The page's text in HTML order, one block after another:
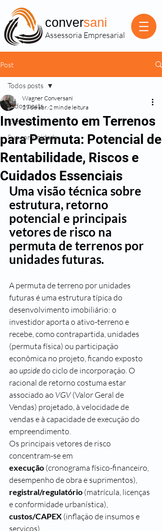
conversani
Assessoria Empresarial
Post
Todos posts
Começar
Sua comunidade
Todos posts
Investimento em Terrenos
para Permuta: Potencial de
Rentabilidade, Riscos e
Cuidados Essenciais
Wagner Conversani
29 de abr. 2 min de leitura
Uma visão técnica sobre
estrutura, retorno
potencial e principais
vetores de risco na
permuta de terrenos por
unidades futuras.
A permuta de terreno por unidades
futuras é uma estrutura típica do
desenvolvimento imobiliário: o
investidor aporta o ativo-terreno e
recebe, como contrapartida, unidades
(permuta física) ou participação
econômica no projeto, ficando exposto
ao upside do ciclo de incorporação. O
racional de retorno costuma estar
associado ao VGV (Valor Geral de
Vendas) projetado, à velocidade de
vendas e à capacidade de execução do
empreendimento.
Os principais vetores de risco
concentram-se em
execução (cronograma físico-financeiro,
desempenho de obra e suprimentos),
registral/regulatório (matrícula, licenças
e conformidade urbanística),
custos/CAPEX (inflação de insumos e
serviços),